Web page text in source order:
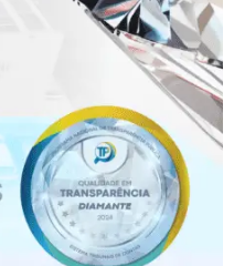
A
R
H